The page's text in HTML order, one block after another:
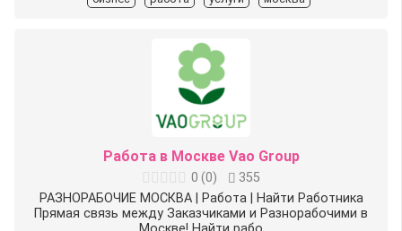
Работа в Москве Vao Group
0 (0)
355
РАЗНОРАБОЧИЕ МОСКВА | Работа | Найти Работника
Прямая связь между Заказчиками и Разнорабочими в